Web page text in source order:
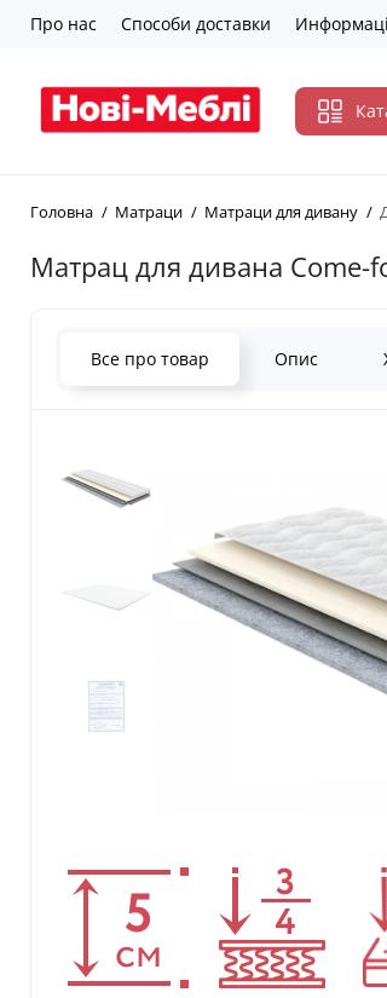
Про нас Способи доставки
Головна Матраци Матраци для дивану
Матрац для дивана Come-
Все про товар Опис